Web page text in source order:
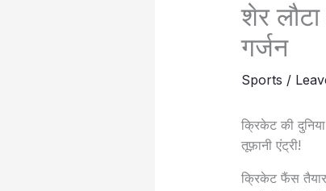
शेर
गर्जन
Sports /
क्रिकेट की
तूफ़ानी एंट्री!
क्रिकेट फैंस तैयार